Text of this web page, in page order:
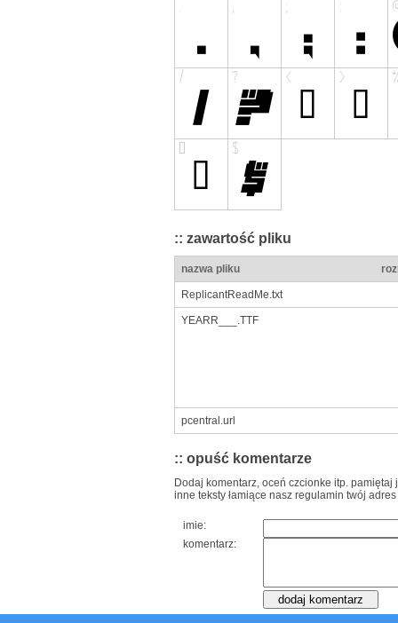
:: zawartość pliku
nazwa pliku
ReplicantReadMe.txt
YEARR___.TTF
pcentral.url
:: opuść komentarze
Dodaj komentarz, oceń czcionke itp.
inne teksty łamiące nasz regulamin twój
imie:
komentarz: